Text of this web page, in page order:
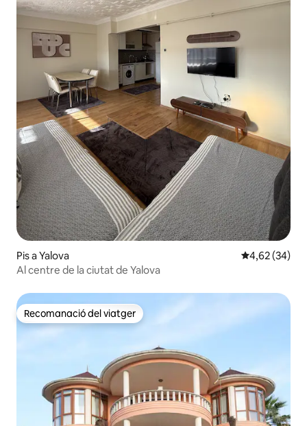
Pis a Yalova 4,62 de
4,62 (34)
Al centre de la ciutat de Yalova
Recomanació del viatger
Recomanació del viatger